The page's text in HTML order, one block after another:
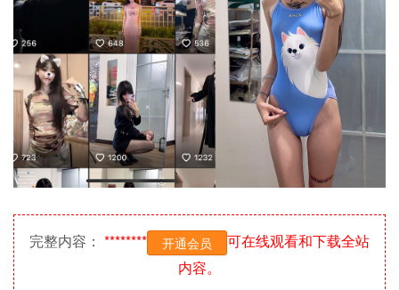
完整内容： ******** 开通会员
可在线观看和下载全站
内容。